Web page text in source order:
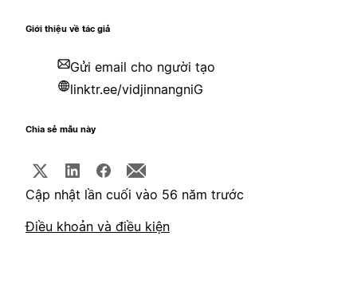
Giới thiệu về tác giả
Gửi email cho người tạo
linktr.ee/vidjinnangniG
Chia sẻ mẫu này
Cập nhật lần cuối vào 56 năm trước
Điều khoản và điều kiện